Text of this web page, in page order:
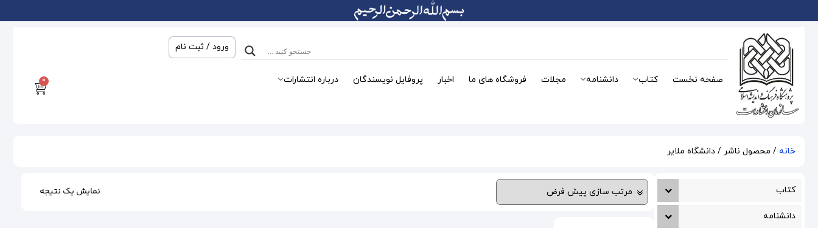
ورود / ثبت نام
صفحه نخست کتاب دانشنامه مجلات فروشگاه های ما اخبار پروفایل نویسندگان درباره انتشارات 0
خانه / محصول ناشر / دانشگاه ملایر
کتاب
دانشنامه
نمایش یک نتیجه